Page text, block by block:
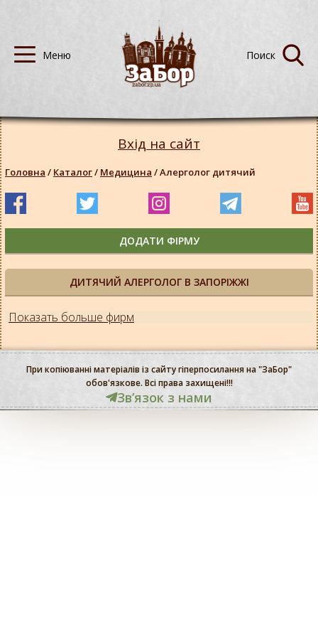
ДИТЯЧИЙ АЛЕРГОЛОГ В ЗАПОРІЖЖІ
Показать больше фирм
Вхід на сайт
Головна / Каталог/ Медицина /Алерголог дитячий
ДОДАТИ ФІРМУ
При копіюванні матеріалів із сайту гіперпосилання на "ЗаБор"
обов'язкове. Всі права захищені!!!
Звʼязок з нами